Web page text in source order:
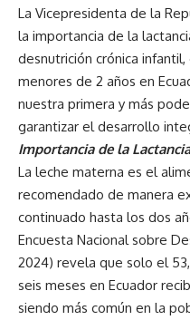
La Vicepresidenta de la
la importancia de la
desnutrición crónica
menores de 2 años en
nuestra primera y más
garantizar el desarrollo
Importancia de la
La leche materna es el
recomendado de manera
continuado hasta los dos
Encuesta Nacional sobre
2024) revela que solo el
seis meses en Ecuador
siendo más común en la